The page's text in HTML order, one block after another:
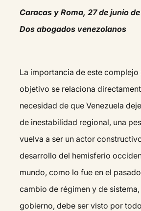
Caracas y Roma, 27 de junio
Dos abogados venezolanos
La importancia de este
objetivo se relaciona
necesidad de que Venezuela
de inestabilidad regional, una
vuelva a ser un actor
desarrollo del hemisferio
mundo, como lo fue en el
cambio de régimen y de
gobierno, debe ser visto por